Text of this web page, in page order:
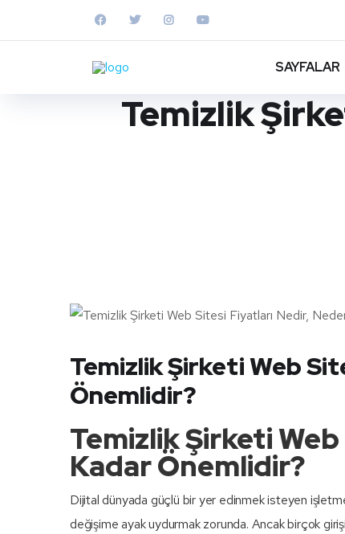
SAYFALAR
Temizlik
Temizlik Şirketi Web
Önemlidir?
Temizlik Şirketi
Kadar Önemlidir?
Dijital dünyada güçlü bir yer edinmek isteyen
değişime ayak uydurmak zorunda. Ancak birçok